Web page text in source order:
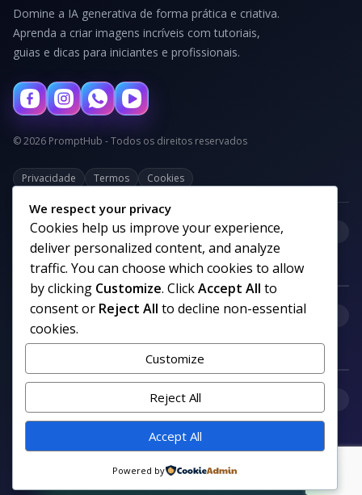
Domine a IA generativa de forma prática e criativa.
Aprenda a criar imagens incríveis com tutoriais,
guias e dicas para iniciantes e profissionais.
© 2026 PromptHub - Todos os direitos reservados
Privacidade Termos Cookies
Categorias
Links uteis
Siga nosso canal no WhatsApp
We respect your privacy
Cookies help us improve your experience,
deliver personalized content, and analyze
traffic. You can choose which cookies to allow
by clicking Customize. ClickAccept All to
consent or Reject All to decline non-essential
cookies.
Customize
Reject All
Accept All
Powered by